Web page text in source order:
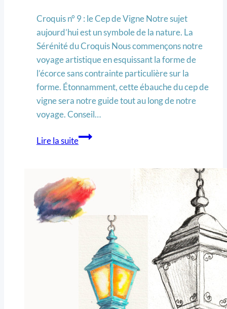
Croquis n° 9 : le Cep de Vigne Notre sujet
aujourd’hui est un symbole de la nature. La
Sérénité du Croquis Nous commençons notre
voyage artistique en esquissant la forme de
l’écorce sans contrainte particulière sur la
forme. Étonnamment, cette ébauche du cep de
vigne sera notre guide tout au long de notre
voyage. Conseil…
Lire la suite